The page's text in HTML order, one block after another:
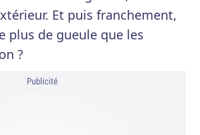
Et puis franchement,
plus de gueule que les
?
Publicité